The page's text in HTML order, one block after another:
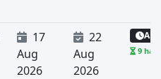
17
Aug
2026
22
Aug
2026
9 hari